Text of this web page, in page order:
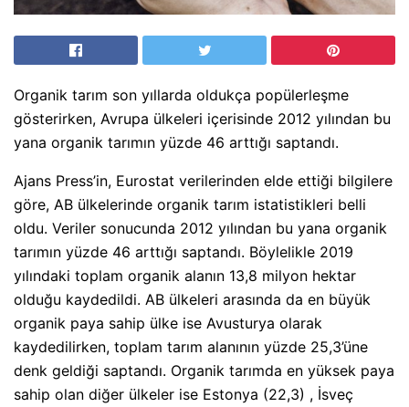
Organik tarım son yıllarda oldukça popülerleşme
gösterirken, Avrupa ülkeleri içerisinde 2012 yılından bu
yana organik tarımın yüzde 46 arttığı saptandı.
Ajans Press’in, Eurostat verilerinden elde ettiği bilgilere
göre, AB ülkelerinde organik tarım istatistikleri belli
oldu. Veriler sonucunda 2012 yılından bu yana organik
tarımın yüzde 46 arttığı saptandı. Böylelikle 2019
yılındaki toplam organik alanın 13,8 milyon hektar
olduğu kaydedildi. AB ülkeleri arasında da en büyük
organik paya sahip ülke ise Avusturya olarak
kaydedilirken, toplam tarım alanının yüzde 25,3’üne
denk geldiği saptandı. Organik tarımda en yüksek paya
sahip olan diğer ülkeler ise Estonya (22,3) , İsveç